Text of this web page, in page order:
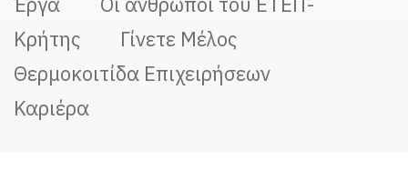
Κρήτης
Γίνετε Μέλος
Θερμοκοιτίδα Eπιχειρήσεων
Καριέρα